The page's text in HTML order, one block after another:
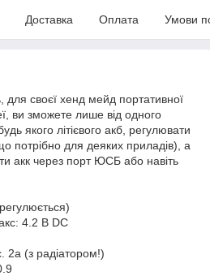
Доставка Оплата Умови
для своєї хенд мейд портативної
ви зможете лише від одного
якого літієвого акб, регулювати
потрібно для деяких приладів), а
акк через порт ЮСБ або навіть
4.2 В DC
(з радіатором!)